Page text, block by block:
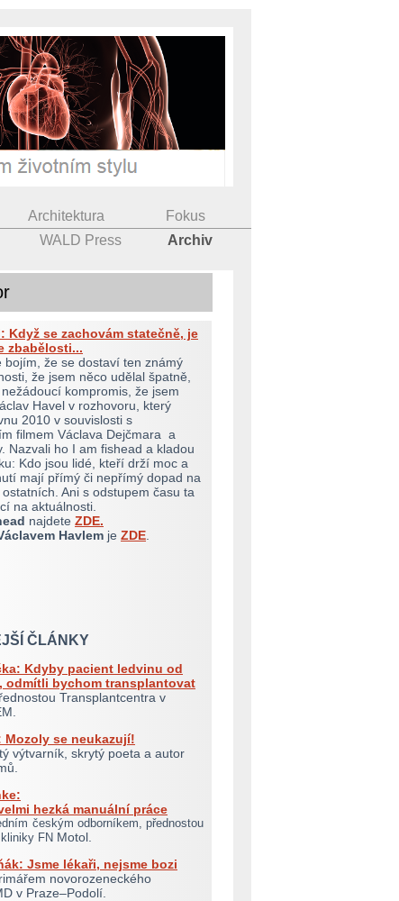
Architektura
Fokus
WALD Press Archiv
Když se zachovám statečně, je
zbabělosti...
bojím, že se dostaví ten známý
že jsem něco udělal špatně,
kompromis, že jsem
Havel v rozhovoru, který
2010 v souvislosti s
filmem Václava Dejčmara a
Nazvali ho I am fishead a kladou
Kdo jsou lidé, kteří drží moc a
mají přímý či nepřímý dopad na
Ani s odstupem času ta
na aktuálnosti.
najdete ZDE.
Havlem je ZDE
ČLÁNKY
Kdyby pacient ledvinu od
odmítli bychom transplantovat
Transplantcentra v
Mozoly se neukazují!
výtvarník, skrytý poeta a autor
hezká manuální práce
českým odborníkem, přednostou
kliniky FN Motol.
Jsme lékaři, nejsme bozi
novorozeneckého
v Praze–Podolí.